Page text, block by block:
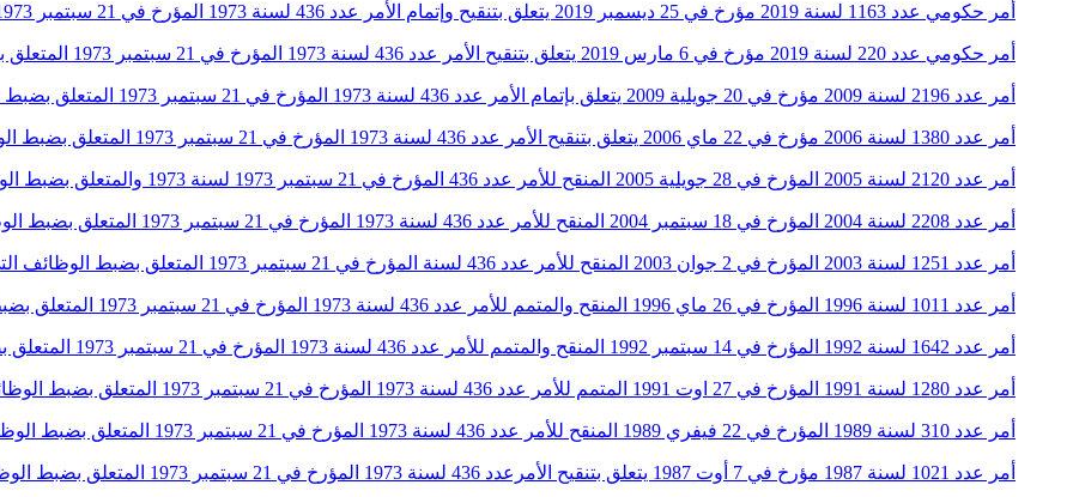
أمر حكومي عدد 1163 لسنة 2019 مؤرخ في 25 ديسمبر 2019 يتعلق بتنقيح وإتمام الأمر عدد 436 لسنة 1973 المؤرخ في 21 سبتمبر 1973 المتعلق بضبط الوظائف التي يمارسها القضاة من الصنف العدلي
أمر حكومي عدد 220 لسنة 2019 مؤرخ في 6 مارس 2019 يتعلق بتنقيح الأمر عدد 436 لسنة 1973 المؤرخ في 21 سبتمبر 1973 المتعلق بضبط الوظائف التي يمارسها القضاة من الصنف العدلي
أمر عدد 2196 لسنة 2009 مؤرخ في 20 جويلية 2009 يتعلق بإتمام الأمر عدد 436 لسنة 1973 المؤرخ في 21 سبتمبر 1973 المتعلق بضبط الوظائف التي يمارسها القضاة من الصنف العدلي
أمر عدد 1380 لسنة 2006 مؤرخ في 22 ماي 2006 يتعلق بتنقيح الأمر عدد 436 لسنة 1973 المؤرخ في 21 سبتمبر 1973 المتعلق بضبط الوظائف التي يمارسها القضاة من الصنف العدلي
أمر عدد 2120 لسنة 2005 المؤرخ في 28 جويلية 2005 المنقح للأمر عدد 436 المؤرخ في 21 سبتمبر 1973 لسنة 1973 والمتعلق بضبط الوظائف التي يمارسها القضاة من الصنف العدلي
أمر عدد 2208 لسنة 2004 المؤرخ في 18 سبتمبر 2004 المنقح للأمر عدد 436 لسنة 1973 المؤرخ في 21 سبتمبر 1973 المتعلق بضبط الوظائف التي يمارسها القضاة من الصنف العدلي
أمر عدد 1251 لسنة 2003 المؤرخ في 2 جوان 2003 المنقح للأمر عدد 436 لسنة المؤرخ في 21 سبتمبر 1973 المتعلق بضبط الوظائف التي يمارسها القضاة من الصنف العدلي
أمر عدد 1011 لسنة 1996 المؤرخ في 26 ماي 1996 المنقح والمتمم للأمر عدد 436 لسنة 1973 المؤرخ في 21 سبتمبر 1973 المتعلق بضبط الوظائف التي يمارسها القضاة من الصنف العدلي
أمر عدد 1642 لسنة 1992 المؤرخ في 14 سبتمبر 1992 المنقح والمتمم للأمر عدد 436 لسنة 1973 المؤرخ في 21 سبتمبر 1973 المتعلق بضبط الوظائف التي يمارسها القضاة في السلك العدلي
أمر عدد 1280 لسنة 1991 المؤرخ في 27 اوت 1991 المتمم للأمر عدد 436 لسنة 1973 المؤرخ في 21 سبتمبر 1973 المتعلق بضبط الوظائف التي يمارسها القضاة في السلك العدلي
أمر عدد 310 لسنة 1989 المؤرخ في 22 فيفري 1989 المنقح للأمر عدد 436 لسنة 1973 المؤرخ في 21 سبتمبر 1973 المتعلق بضبط الوظائف التي يمارسها القضاة من الصنف العدلي
أمر عدد 1021 لسنة 1987 مؤرخ في 7 أوت 1987 يتعلق بتنقيح الأمرعدد 436 لسنة 1973 المؤرخ في 21 سبتمبر 1973 المتعلق بضبط الوظائف التي يمارسها القضاة من الصنف العدلي